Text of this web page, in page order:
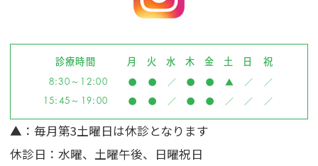
診療時間 月 火 水 木 金 土 日 祝
8:30～12:00 ● ● ／ ● ● ▲ ／ ／
15:45～19:00 ● ● ／ ● ● ／ ／ ／
▲ ：毎月第3土曜日は休診となります
休診日：水曜、土曜午後、日曜祝日